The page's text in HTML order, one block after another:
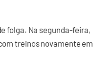
folga. Na segunda-feira,
treinos novamente em